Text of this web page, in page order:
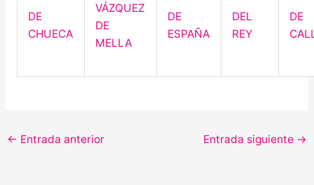
DE
CHUECA
VÁZQUEZ
DE
MELLA
DE
ESPAÑA
DEL
REY
DE
← Entrada anterior Entrada siguiente →